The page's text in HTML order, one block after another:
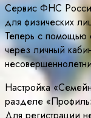
Сервис ФНС
для физических
Теперь с помощью
через личный
Настройка
разделе
Для регистрации